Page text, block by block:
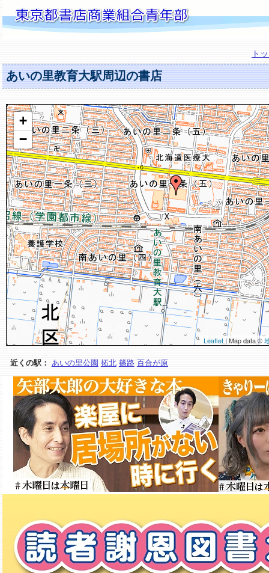
ト
あいの里教育大駅周辺の書店
+
−
Leaflet | Map data ©
近くの駅： あいの里公園 拓北 篠路 百合が原